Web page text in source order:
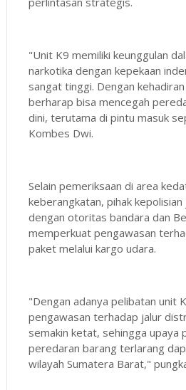
"Unit K9 memiliki keunggulan
narkotika dengan kepekaan
sangat tinggi. Dengan
berharap bisa mencegah
dini, terutama di pintu masuk
Kombes Dwi.
Selain pemeriksaan di area
keberangkatan, pihak
dengan otoritas bandara dan
memperkuat pengawasan
paket melalui kargo udara.
"Dengan adanya pelibatan unit
pengawasan terhadap jalur
semakin ketat, sehingga upaya
peredaran barang terlarang
wilayah Sumatera Barat,"